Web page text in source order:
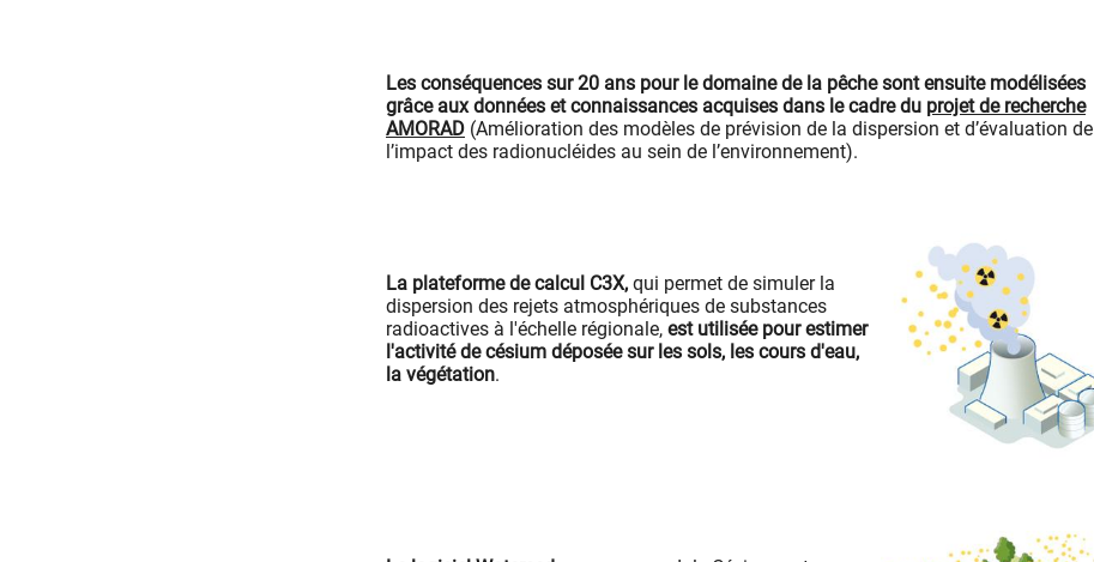
Les conséquences sur 20 ans pour le domaine de la pêche sont ensuite modélisées
grâce aux données et connaissances acquises dans le cadre du projet de recherche
AMORAD (Amélioration des modèles de prévision de la dispersion et d’évaluation de
l’impact des radionucléides au sein de l’environnement).
La plateforme de calcul C3X, qui permet de simuler la
dispersion des rejets atmosphériques de substances
radioactives à l'échelle régionale, est utilisée pour estimer
l'activité de césium déposée sur les sols, les cours d'eau,
la végétation.